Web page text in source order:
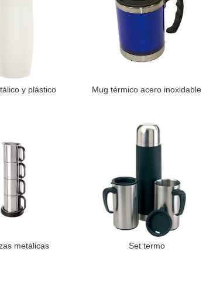
y plástico LEER MÁS
Mug térmico acero inoxidable
metálicas Set termo